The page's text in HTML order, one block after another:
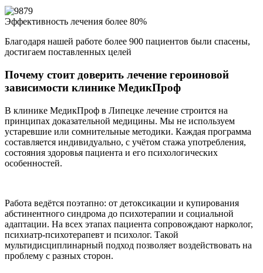
Эффективность лечения более 80%
Благодаря нашей работе более 900 пациентов были спасены,
достигаем поставленных целей
Почему стоит доверить лечение героиновой
зависимости клинике МедикПроф
В клинике МедикПроф в Липецке лечение строится на
принципах доказательной медицины. Мы не используем
устаревшие или сомнительные методики. Каждая программа
составляется индивидуально, с учётом стажа употребления,
состояния здоровья пациента и его психологических
особенностей.
Работа ведётся поэтапно: от детоксикации и купирования
абстинентного синдрома до психотерапии и социальной
адаптации. На всех этапах пациента сопровождают нарколог,
психиатр-психотерапевт и психолог. Такой
мультидисциплинарный подход позволяет воздействовать на
проблему с разных сторон.